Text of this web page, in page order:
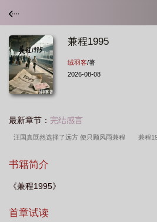
兼程1995
绒羽客/著
2026-08-08
最新章节： 完结感言
汪国真既然选择了远方 便只顾风雨兼程 兼程
思 兼程1995原型人物
女主苏瑾 兼程1995免费阅读笔趣阁最新章节更
书籍简介
《兼程1995》
首章试读